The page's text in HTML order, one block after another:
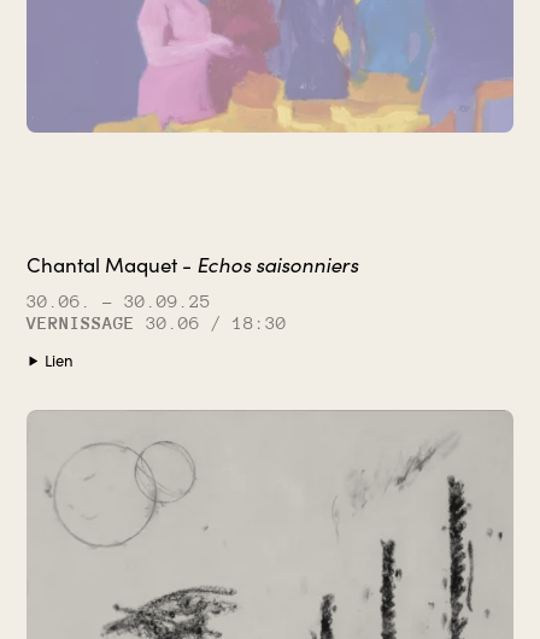
Chantal Maquet - Echos saisonniers
30.06.
– 30.09.25
VERNISSAGE
30.06 / 18:30
Lien